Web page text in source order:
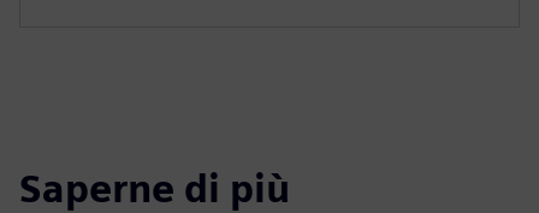
Saperne di più